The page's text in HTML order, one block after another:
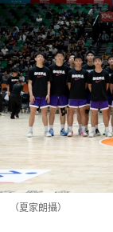
（夏家朗攝）